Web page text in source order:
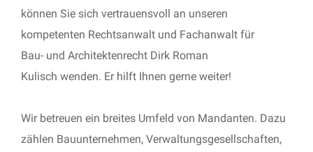
können Sie sich vertrauensvoll an unseren
kompetenten Rechtsanwalt und Fachanwalt für
Bau- und Architektenrecht Dirk Roman
Kulisch wenden. Er hilft Ihnen gerne weiter!
Wir betreuen ein breites Umfeld von Mandanten. Dazu
zählen Bauunternehmen, Verwaltungsgesellschaften,